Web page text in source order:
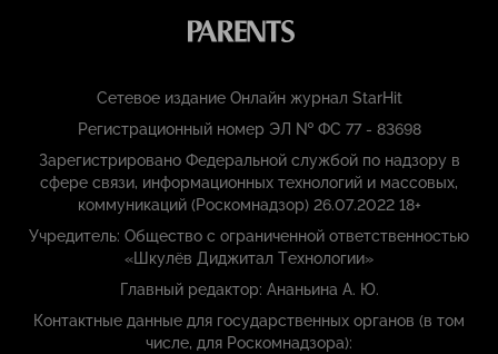
Сетевое издание Онлайн журнал StarHit
Регистрационный номер ЭЛ № ФС 77 - 83698
Зарегистрировано Федеральной службой по надзору в
сфере связи, информационных технологий и массовых,
коммуникаций (Роскомнадзор) 26.07.2022 18+
Учредитель: Общество с ограниченной ответственностью
«Шкулёв Диджитал Технологии»
Главный редактор: Ананьина А. Ю.
Контактные данные для государственных органов (в том
числе, для Роскомнадзора):